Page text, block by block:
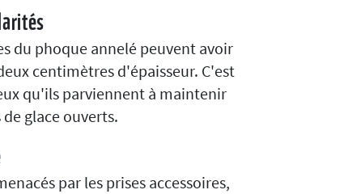
du phoque annelé peuvent avoir
centimètres d'épaisseur. C'est
qu'ils parviennent à maintenir
glace ouverts.
par les prises accessoires,